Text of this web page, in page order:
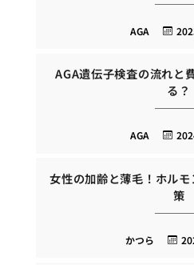
AGA
AGA遺伝子検査の流れと
る？
AGA
女性の加齢と薄毛！ホル
策
かつら